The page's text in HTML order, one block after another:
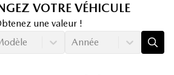
VOTRE VÉHICULE
une valeur !
Année